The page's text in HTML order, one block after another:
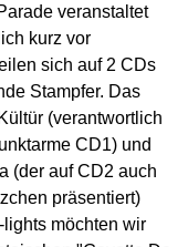
veranstaltet
kurz vor
sich auf 2 CDs
Stampfer. Das
(verantwortlich
CD1) und
(der auf CD2 auch
präsentiert)
möchten wir